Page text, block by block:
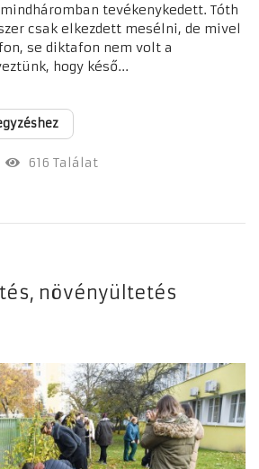
tevékenykedett. Tóth
csak elkezdett mesélni, de mivel
se diktafon nem volt a
hogy késő...
616 Találat
növényültetés